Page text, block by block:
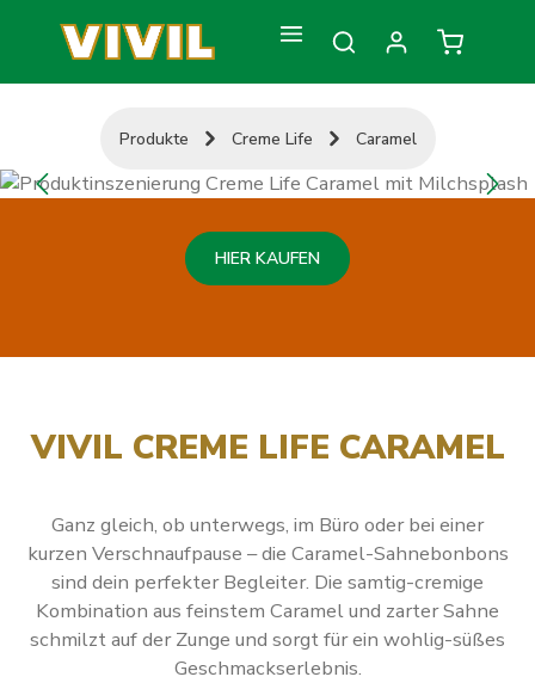
Zum Hauptinhalt springen
Produkte Creme Life Caramel
Bildergalerie überspringen
HIER KAUFEN
VIVIL CREME LIFE CARAMEL
Ganz gleich, ob unterwegs, im Büro oder bei einer
kurzen Verschnaufpause – die Caramel-Sahnebonbons
sind dein perfekter Begleiter. Die samtig-cremige
Kombination aus feinstem Caramel und zarter Sahne
schmilzt auf der Zunge und sorgt für ein wohlig-süßes
Geschmackserlebnis.